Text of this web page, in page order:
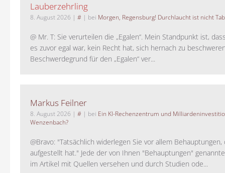
Lauberzehrling
8. August 2026 | # | bei Morgen, Regensburg! Durchlaucht ist nicht
@ Mr. T: Sie verurteilen die „Egalen“. Mein Standpunkt ist,
es zuvor egal war, kein Recht hat, sich hernach zu
Beschwerdegrund für den „Egalen“ ver...
Markus Feilner
8. August 2026 | # | bei Ein KI-Rechenzentrum und
Wenzenbach?
@Bravo: "Tatsächlich widerlegen Sie vor allem
aufgestellt hat." Jede der von Ihnen "Behauptungen"
im Artikel mit Quellen versehen und durch Studien ode...